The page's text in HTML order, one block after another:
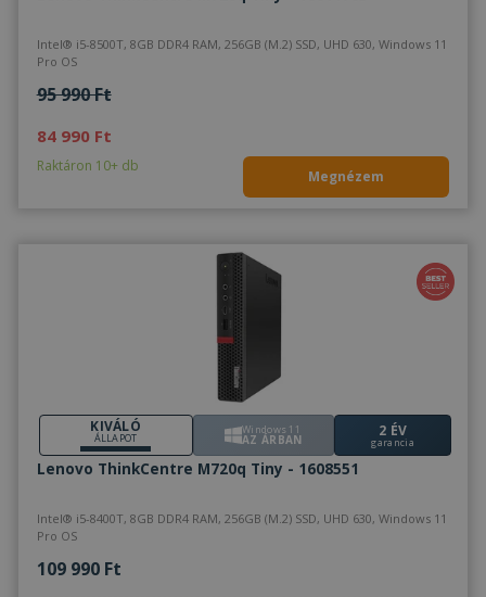
Intel® i5-8500T, 8GB DDR4 RAM, 256GB (M.2) SSD, UHD 630, Windows 11
Pro OS
95 990 Ft
84 990 Ft
Raktáron 10+ db
Megnézem
KIVÁLÓ
ÁLLAPOT
Windows 11
AZ ÁRBAN 2 ÉV
garancia
Lenovo ThinkCentre M720q Tiny - 1608551
Intel® i5-8400T, 8GB DDR4 RAM, 256GB (M.2) SSD, UHD 630, Windows 11
Pro OS
109 990 Ft